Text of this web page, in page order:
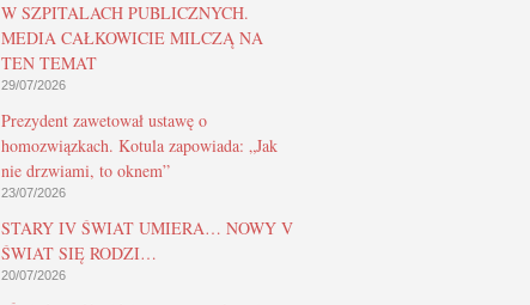
W SZPITALACH PUBLICZNYCH.
MEDIA CAŁKOWICIE MILCZĄ NA
TEN TEMAT
29/07/2026
Prezydent zawetował ustawę o
homozwiązkach. Kotula zapowiada: „Jak
nie drzwiami, to oknem”
23/07/2026
STARY IV ŚWIAT UMIERA… NOWY V
ŚWIAT SIĘ RODZI…
20/07/2026